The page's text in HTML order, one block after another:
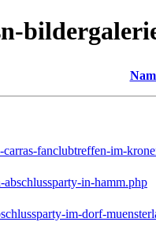
fanclubtreffen-im-
in-hamm.php
im-dorf-